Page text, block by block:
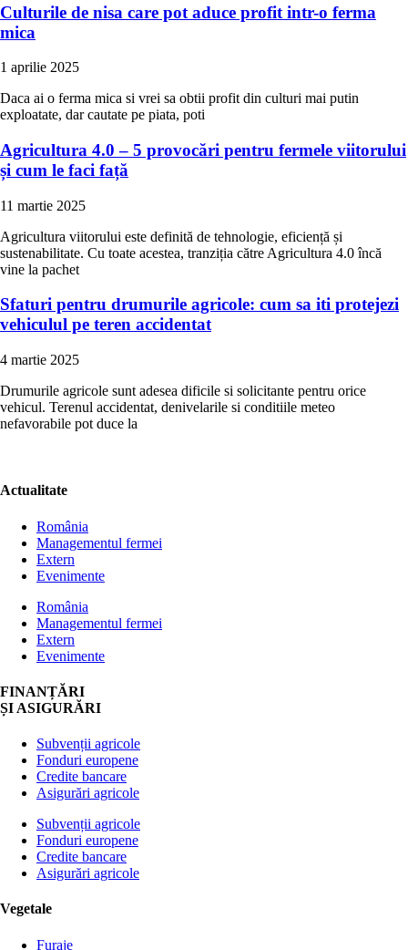
Culturile de nisa care pot aduce profit intr-o ferma
mica
1 aprilie 2025
Daca ai o ferma mica si vrei sa obtii profit din culturi mai putin
exploatate, dar cautate pe piata, poti
Agricultura 4.0 – 5 provocări pentru fermele viitorului
și cum le faci față
11 martie 2025
Agricultura viitorului este definită de tehnologie, eficiență și
sustenabilitate. Cu toate acestea, tranziția către Agricultura 4.0 încă
vine la pachet
Sfaturi pentru drumurile agricole: cum sa iti protejezi
vehiculul pe teren accidentat
4 martie 2025
Drumurile agricole sunt adesea dificile si solicitante pentru orice
vehicul. Terenul accidentat, denivelarile si conditiile meteo
nefavorabile pot duce la
Actualitate
România
Managementul fermei
Extern
Evenimente
România
Managementul fermei
Extern
Evenimente
FINANȚĂRI
ȘI ASIGURĂRI
Subvenții agricole
Fonduri europene
Credite bancare
Asigurări agricole
Subvenții agricole
Fonduri europene
Credite bancare
Asigurări agricole
Vegetale
Furaje